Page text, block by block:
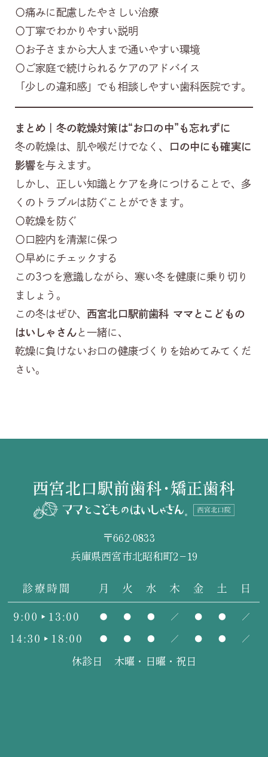
〇痛みに配慮したやさしい治療
〇丁寧でわかりやすい説明
〇お子さまから大人まで通いやすい環境
〇ご家庭で続けられるケアのアドバイス
「少しの違和感」でも相談しやすい歯科医院です。
まとめ｜冬の乾燥対策は“お口の中”も忘れずに
冬の乾燥は、肌や喉だけでなく、
口の中にも確実に
影響を与えます。
しかし、正しい知識とケアを身につけることで、多
くのトラブルは防ぐことができます。
〇乾燥を防ぐ
〇口腔内を清潔に保つ
〇早めにチェックする
この3つを意識しながら、寒い冬を健康に乗り切り
ましょう。
この冬はぜひ、西宮北口駅前歯科 ママとこどもの
はいしゃさんと一緒に、
乾燥に負けないお口の健康づくりを始めてみてくだ
さい。
〒662-0833
兵庫県西宮市北昭和町2−19
休診日 木曜・日曜・祝日